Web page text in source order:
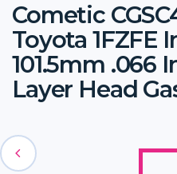
Cometic
Toyota 1FZFE
101.5mm .066
Layer Head